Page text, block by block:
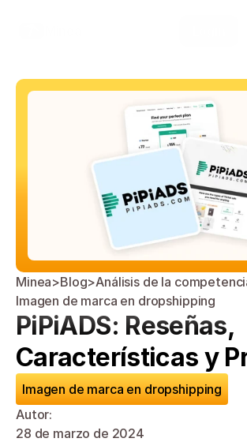
Minea>Blog>Análisis de la
Imagen de marca en dropshipping
PiPiADS: Reseñas,
Características y
Imagen de marca en dropshipping
Autor:
28 de marzo de 2024